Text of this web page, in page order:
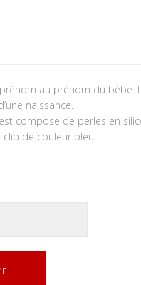
au prénom du bébé.
naissance.
composé de perles en
clip de couleur bleu.